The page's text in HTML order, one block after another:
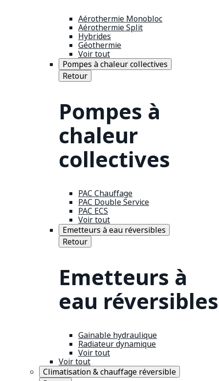
Aérothermie Monobloc
Aérothermie Split
Hybrides
Géothermie
Voir tout
Pompes à chaleur collectives
Retour
Pompes à
chaleur
collectives
PAC Chauffage
PAC Double Service
PAC ECS
Voir tout
Emetteurs à eau réversibles
Retour
Emetteurs à
eau réversibles
Gainable hydraulique
Radiateur dynamique
Voir tout
Voir tout
Climatisation & chauffage réversible